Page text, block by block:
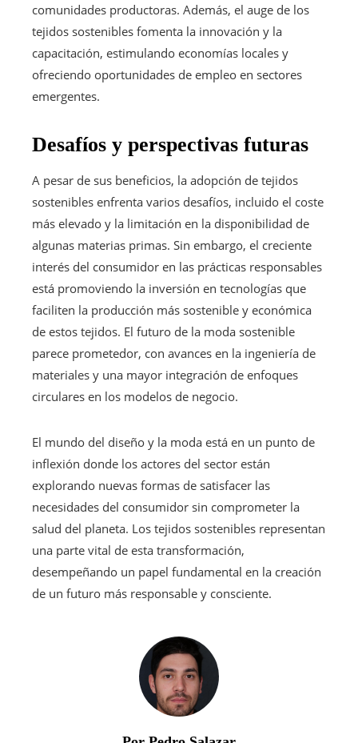
comunidades productoras. Además, el auge de los
tejidos sostenibles fomenta la innovación y la
capacitación, estimulando economías locales y
ofreciendo oportunidades de empleo en sectores
emergentes.
Desafíos y perspectivas futuras
A pesar de sus beneficios, la adopción de tejidos
sostenibles enfrenta varios desafíos, incluido el coste
más elevado y la limitación en la disponibilidad de
algunas materias primas. Sin embargo, el creciente
interés del consumidor en las prácticas responsables
está promoviendo la inversión en tecnologías que
faciliten la producción más sostenible y económica
de estos tejidos. El futuro de la moda sostenible
parece prometedor, con avances en la ingeniería de
materiales y una mayor integración de enfoques
circulares en los modelos de negocio.
El mundo del diseño y la moda está en un punto de
inflexión donde los actores del sector están
explorando nuevas formas de satisfacer las
necesidades del consumidor sin comprometer la
salud del planeta. Los tejidos sostenibles representan
una parte vital de esta transformación,
desempeñando un papel fundamental en la creación
de un futuro más responsable y consciente.